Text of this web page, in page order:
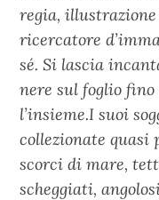
regia,
ricercatore
sé. Si lascia
nere sul foglio
l’insieme.I suoi
collezionate quasi
scorci di mare,
scheggiati,